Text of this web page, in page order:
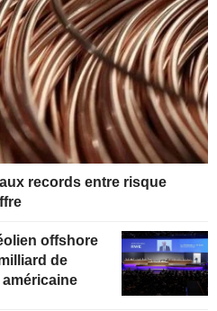
records entre risque
de